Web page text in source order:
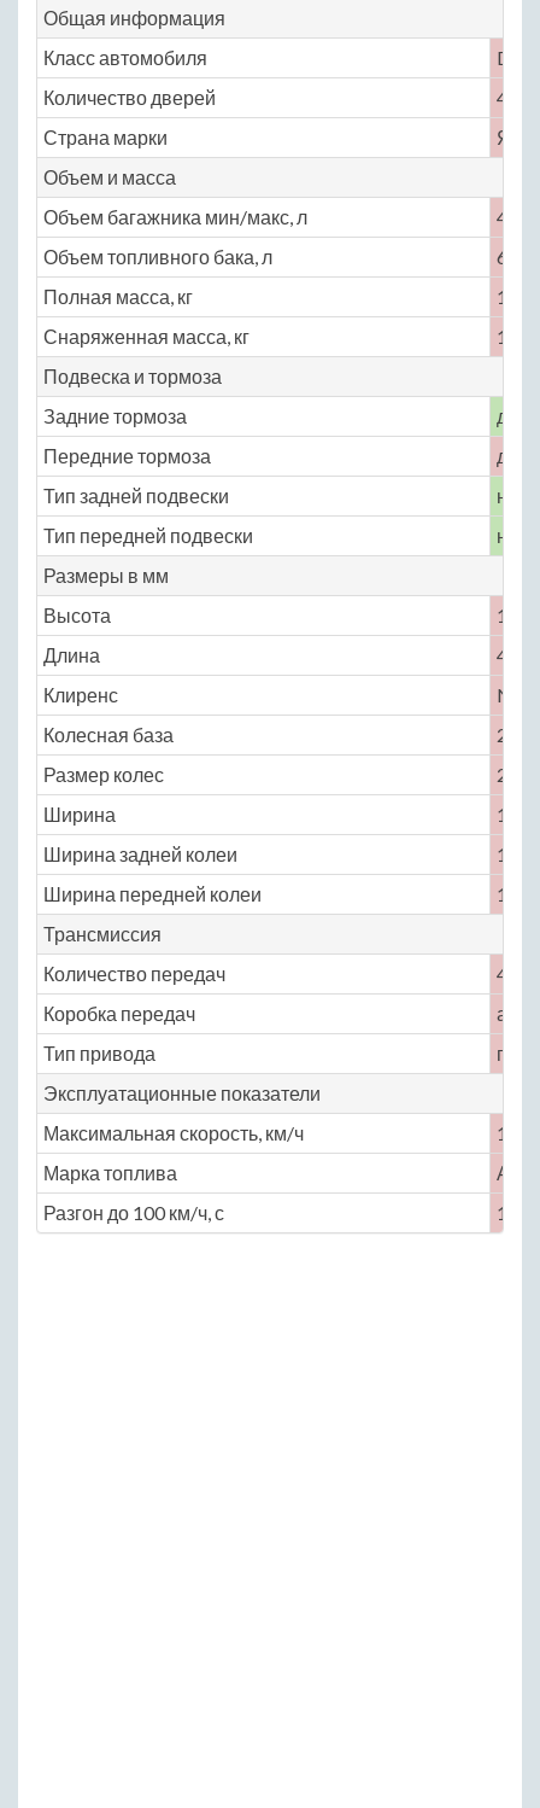
Общая информация
Класс автомобиля
D
Количество дверей
4
Страна марки
Объем и масса
Объем багажника мин/макс, л
420
Объем топливного бака, л
65
Полная масса, кг
1900
Снаряженная масса, кг
1545
Подвеска и тормоза
Задние тормоза
Передние тормоза
Тип задней подвески
Тип передней подвески
Размеры в мм
Высота
1440
Длина
4770
Клиренс
No
Колесная база
2700
Размер колес
205
Ширина
1816
Ширина задней колеи
1545
Ширина передней колеи
1550
Трансмиссия
Количество передач
4
Коробка передач
Тип привода
Эксплуатационные показатели
Максимальная скорость, км/ч
193
Марка топлива
АИ-
Разгон до 100 км/ч, с
10.7